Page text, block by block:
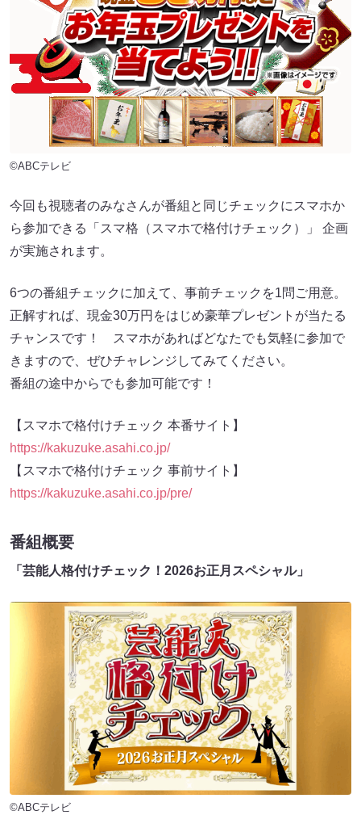
©ABCテレビ
今回も視聴者のみなさんが番組と同じチェックにスマホか
ら参加できる「スマ格（スマホで格付けチェック）」 企画
が実施されます。
6つの番組チェックに加えて、事前チェックを1問ご用意。
正解すれば、現金30万円をはじめ豪華プレゼントが当たる
チャンスです！ スマホがあればどなたでも気軽に参加で
きますので、ぜひチャレンジしてみてください。
番組の途中からでも参加可能です！
【スマホで格付けチェック 本番サイト】
https://kakuzuke.asahi.co.jp/
【スマホで格付けチェック 事前サイト】
https://kakuzuke.asahi.co.jp/pre/
番組概要
「芸能人格付けチェック！2026お正月スペシャル」
©ABCテレビ